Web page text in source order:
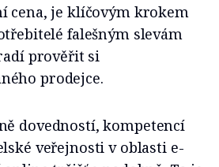
cena, je klíčovým krokem
falešným slevám
prověřit si
prodejce.
dovedností, kompetencí
veřejnosti v oblasti e-